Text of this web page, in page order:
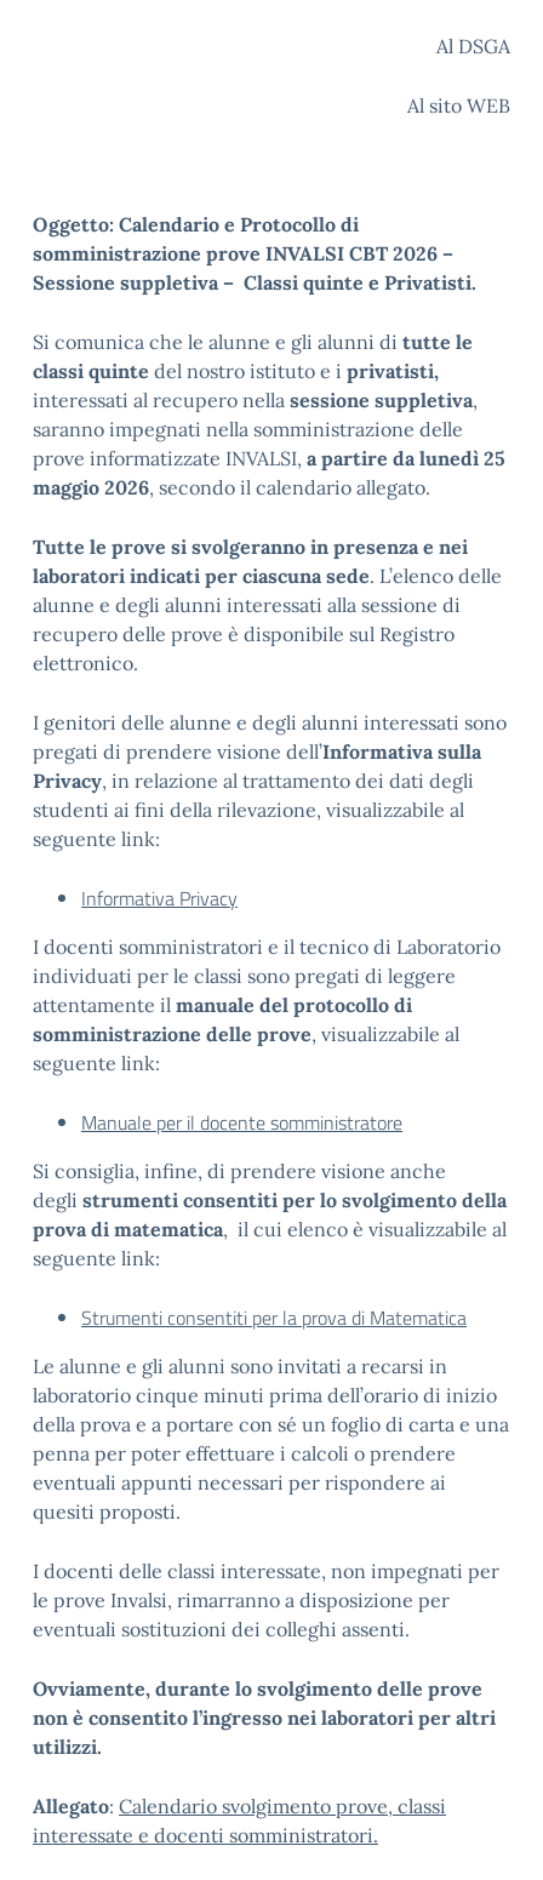
Al DSGA
Al sito WEB
Oggetto: Calendario e Protocollo di
somministrazione prove INVALSI CBT 2026 –
Sessione suppletiva – Classi quinte e Privatisti.
Si comunica che le alunne e gli alunni di tutte le
classi quinte del nostro istituto e i privatisti,
interessati al recupero nella sessione suppletiva,
saranno impegnati nella somministrazione delle
prove informatizzate INVALSI, a partire da lunedì 25
maggio 2026, secondo il calendario allegato.
Tutte le prove si svolgeranno in presenza e nei
laboratori indicati per ciascuna sede. L’elenco delle
alunne e degli alunni interessati alla sessione di
recupero delle prove è disponibile sul Registro
elettronico.
I genitori delle alunne e degli alunni interessati sono
pregati di prendere visione dell’Informativa sulla
Privacy, in relazione al trattamento dei dati degli
studenti ai fini della rilevazione, visualizzabile al
seguente link:
Informativa Privacy
I docenti somministratori e il tecnico di Laboratorio
individuati per le classi sono pregati di leggere
attentamente il manuale del protocollo di
somministrazione delle prove, visualizzabile al
seguente link:
Manuale per il docente somministratore
Si consiglia, infine, di prendere visione anche
degli strumenti consentiti per lo svolgimento della
prova di matematica, il cui elenco è visualizzabile al
seguente link:
Strumenti consentiti per la prova di Matematica
Le alunne e gli alunni sono invitati a recarsi in
laboratorio cinque minuti prima dell’orario di inizio
della prova e a portare con sé un foglio di carta e una
penna per poter effettuare i calcoli o prendere
eventuali appunti necessari per rispondere ai
quesiti proposti.
I docenti delle classi interessate, non impegnati per
le prove Invalsi, rimarranno a disposizione per
eventuali sostituzioni dei colleghi assenti.
Ovviamente, durante lo svolgimento delle prove
non è consentito l’ingresso nei laboratori per altri
utilizzi.
Allegato: Calendario svolgimento prove, classi
interessate e docenti somministratori.